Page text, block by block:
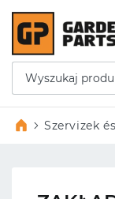
Szervizek